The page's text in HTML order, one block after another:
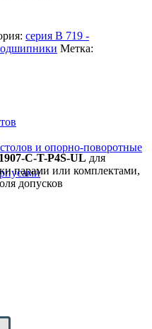
и опорно-поворотные
серия В 719 -
Метка:
С-T-P4S-UL для
парами или комплектами,
допусков